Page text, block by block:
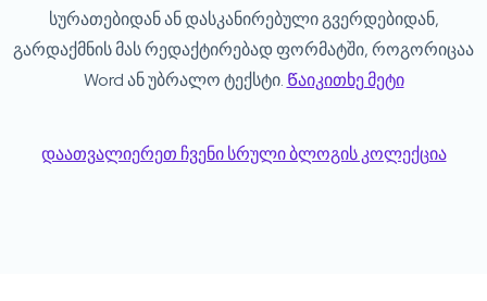
სურათებიდან ან დასკანირებული გვერდებიდან,
გარდაქმნის მას რედაქტირებად ფორმატში, როგორიცაა
Word ან უბრალო ტექსტი. Წაიკითხე მეტი
დაათვალიერეთ ჩვენი სრული ბლოგის კოლექცია